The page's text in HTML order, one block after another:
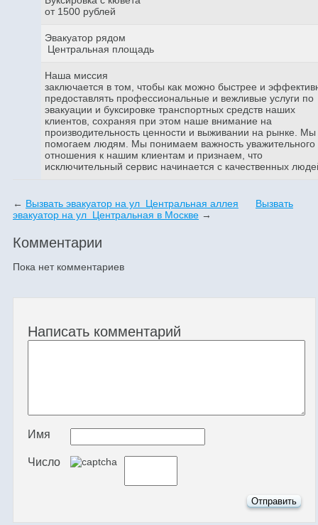
от 1500 рублей
Эвакуатор рядом
Центральная площадь
Наша миссия
заключается в том, чтобы как можно быстрее и
предоставлять профессиональные и вежливые услуги по
эвакуации и буксировке транспортных средств наших
клиентов, сохраняя при этом наше внимание на
производительность ценности и выживании на рынке. Мы
помогаем людям. Мы понимаем важность уважительного
отношения к нашим клиентам и признаем, что
исключительный сервис начинается с качественных
← Вызвать эвакуатор на ул Центральная аллея
Вызвать
эвакуатор на ул Центральная в Москве →
Комментарии
Пока нет комментариев
Написать комментарий
Имя
Число